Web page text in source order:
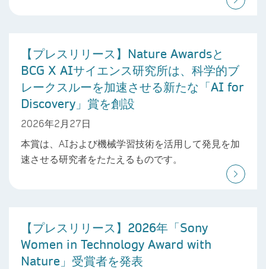
【プレスリリース】Nature Awardsと
BCG X AIサイエンス研究所は、科学的ブ
レークスルーを加速させる新たな「AI for
Discovery」賞を創設
2026年2月27日
本賞は、AIおよび機械学習技術を活用して発見を加
速させる研究者をたたえるものです。
【プレスリリース】2026年「Sony
Women in Technology Award with
Nature」受賞者を発表